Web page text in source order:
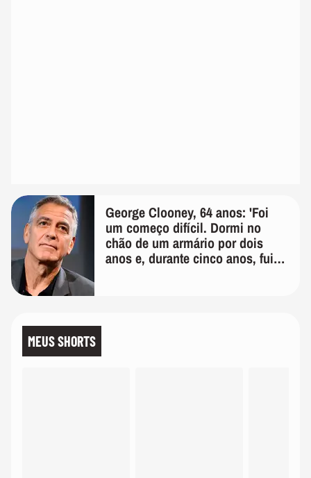
George Clooney, 64 anos: 'Foi
um começo difícil. Dormi no
chão de um armário por dois
anos e, durante cinco anos, fui
MEUS SHORTS